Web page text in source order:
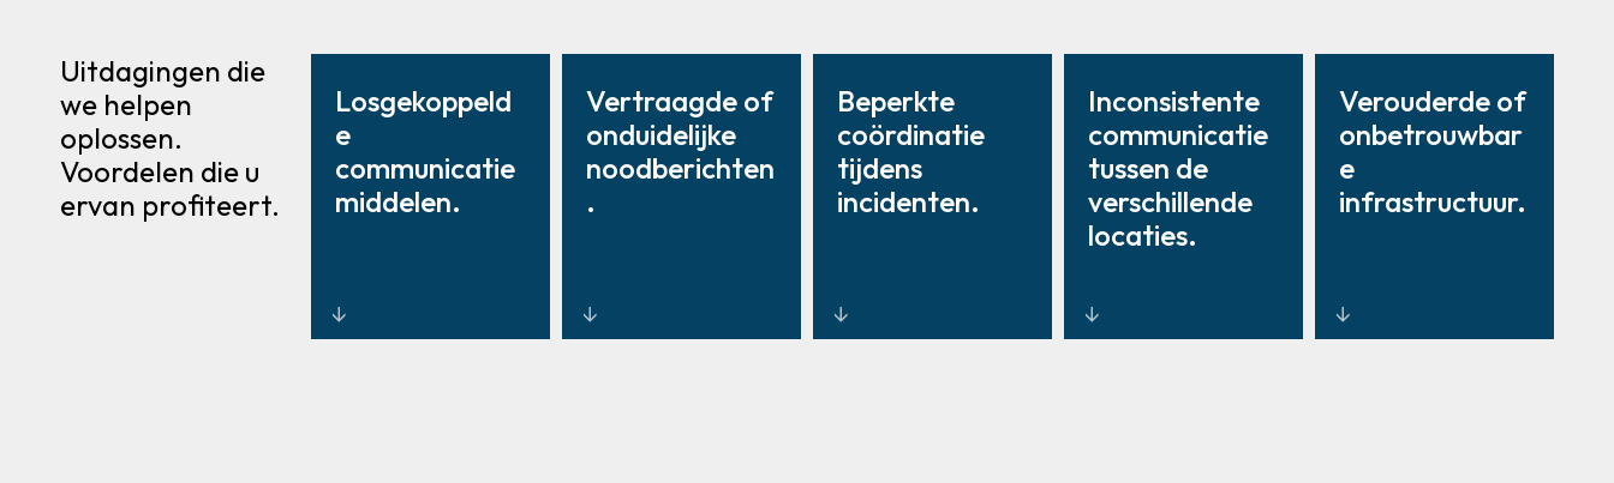
Uitdagingen die
we helpen
oplossen.
Voordelen die u
ervan profiteert.
Losgekoppeld
e
communicatie
middelen.
Vertraagde of
onduidelijke
noodberichten
.
Beperkte
coördinatie
tijdens
incidenten.
Inconsistente
communicatie
tussen de
verschillende
locaties.
Verouderde of
onbetrouwbar
e
infrastructuur.